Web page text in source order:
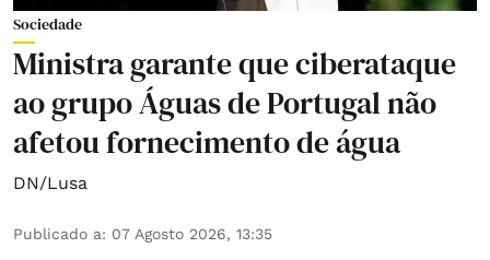
Sociedade
Ministra garante que ciberataque
ao grupo Águas de Portugal não
afetou fornecimento de água
DN/Lusa
Publicado a: 07 Agosto 2026, 13:35